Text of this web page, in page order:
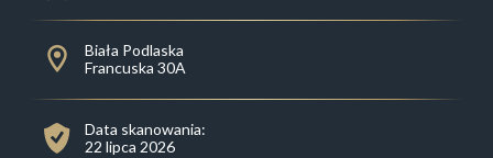
Biała Podlaska
Francuska 30A
Data skanowania:
22 lipca 2026